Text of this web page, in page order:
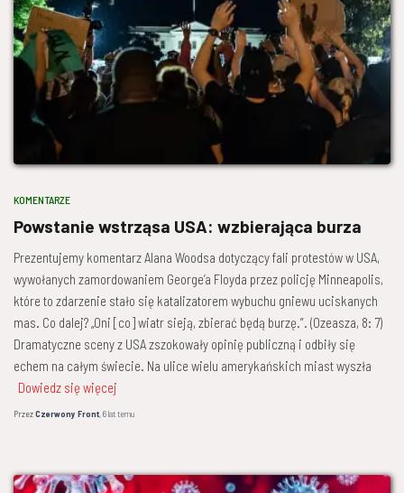
KOMENTARZE
Powstanie wstrząsa USA: wzbierająca burza
Prezentujemy komentarz Alana Woodsa dotyczący fali protestów w USA,
wywołanych zamordowaniem George’a Floyda przez policję Minneapolis,
które to zdarzenie stało się katalizatorem wybuchu gniewu uciskanych
mas. Co dalej? „Oni [co] wiatr sieją, zbierać będą burzę.”. (Ozeasza, 8: 7)
Dramatyczne sceny z USA zszokowały opinię publiczną i odbiły się
echem na całym świecie. Na ulice wielu amerykańskich miast wyszła
Dowiedz się więcej
PrzezCzerwony Front,6 lattemu